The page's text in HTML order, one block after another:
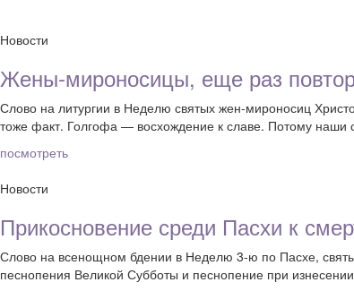
Новости
Жены-мироносицы, еще раз
Слово на литургии в Неделю святых жен-мироносиц
тоже факт. Голгофа — восхождение к славе. Потому
посмотреть
Новости
Прикосновение среди Пасхи к
Слово на всенощном бдении в Неделю 3-ю по Пасхе,
песнопения Великой Субботы и песнопение при